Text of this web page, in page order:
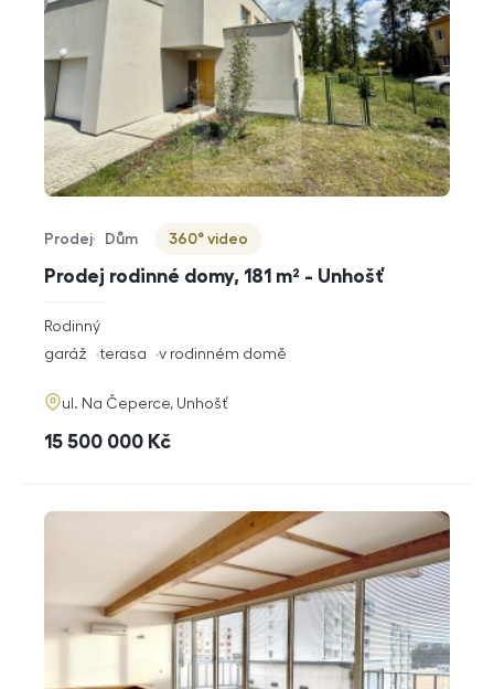
Prodej rodinné domy, 181 m² - Unhošť
Typ nabídky
Prodej
Typ nemovitosti
Dům
Virtuální prohlídka
360° video
rozměry
dispozice
Rodinný
funkce
garáž terasa v rodinném domě
adresa
ul. Na Čeperce, Unhošť
cena
15 500 000 Kč